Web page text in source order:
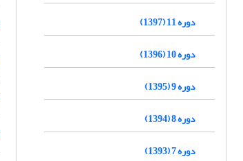
دوره 11 (1397)
دوره 10 (1396)
دوره 9 (1395)
دوره 8 (1394)
دوره 7 (1393)